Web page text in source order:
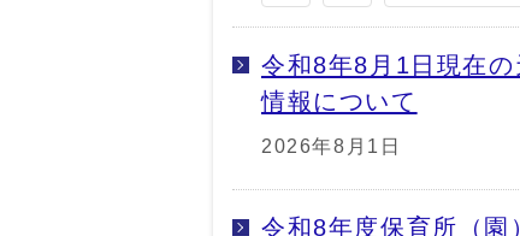
令和8年8月1日現在
情報について
2026年8月1日
令和8年度保育所（園